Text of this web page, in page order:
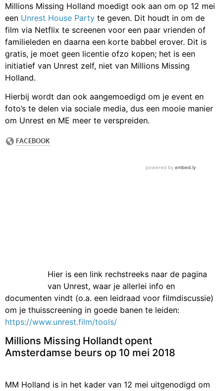
Millions Missing Holland moedigt ook aan om op 12 mei
een Unrest House Party te geven. Dit houdt in om de
film via Netflix te screenen voor een paar vrienden of
familieleden en daarna een korte babbel erover. Dit is
gratis, je moet geen licentie ofzo kopen; het is een
initiatief van Unrest zelf, niet van Millions Missing
Holland.
Hierbij wordt dan ook aangemoedigd om je event en
foto’s te delen via sociale media, dus een mooie manier
om Unrest en ME meer te verspreiden.
Hier is een link rechstreeks naar de pagina
van Unrest, waar je allerlei info en
documenten vindt (o.a. een leidraad voor filmdiscussie)
om je thuisscreening in goede banen te leiden:
https://www.unrest.film/tools/
Millions Missing Hollandt opent
Amsterdamse beurs op 10 mei 2018
MM Holland is in het kader van 12 mei uitgenodigd om